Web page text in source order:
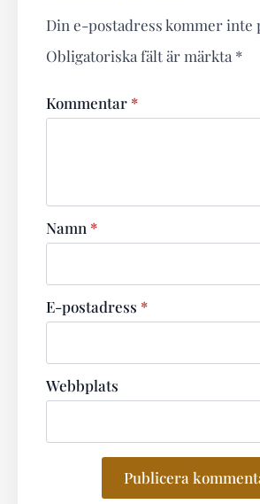
Din e-postadress kommer inte
Obligatoriska fält är märkta *
Kommentar *
Namn *
E-postadress *
Webbplats